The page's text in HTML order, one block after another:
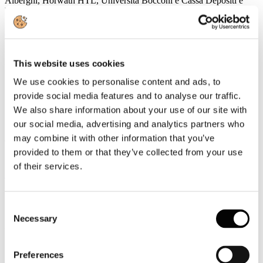
This website uses cookies
We use cookies to personalise content and ads, to
provide social media features and to analyse our traffic.
We also share information about your use of our site with
our social media, advertising and analytics partners who
may combine it with other information that you’ve
provided to them or that they’ve collected from your use
of their services.
Selection
Necessary
Preferences
Prestiti.
Leggi tutto...
Febbraio
Ucina
UCINA: è in vigore dal 13 febbraio il nuovo Codice della nautica
Dal 13 febbraio è entrato in vigore il nuovo Codice della Nautica,
una delle misure
secondo il Ministro delle Infrastrutture e dei
Trasporti, Graziano Delrio,più attese della riforma della portualità e
logistica.
2018
Battisti: un settore che vale 100 miliardi merita l’istituzione del
Ministero del Turismo